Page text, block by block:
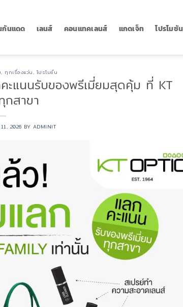
กันแดด เลนส์ คอนแทคเลนส์ แกดเจ็ท โปรโมชัน
, ทุกเรื่องแว่น, โปรโมชั่น
ะแนนรับของพรีเมี่ยมสุดคุ้ม ที่ KT
กสาขา
2026 BY ADMINIT